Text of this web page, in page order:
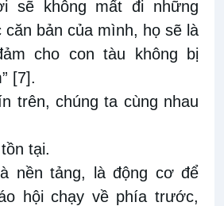
sẽ không mất đi những
căn bản của mình, họ sẽ là
cho con tàu không bị
[7].
trên, chúng ta cùng nhau
tại.
nền tảng, là động cơ để
hội chạy về phía trước,